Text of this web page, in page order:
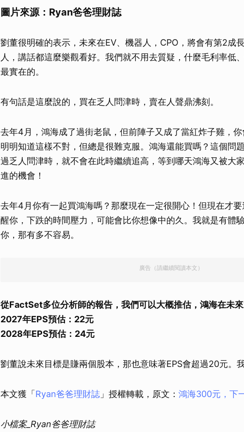
圖片來源：Ryan爸爸理財誌
劉董很明確的表示，未來在EV、機器人，CPO，將會有第2成
人，講話都這麼樂觀看好。我們就不用去質疑，什麼毛利率低
最實在的。
有句話是這麼說的，買在乏人問津時，賣在人聲鼎沸刻。
去年4月，鴻海成了過街老鼠，但前陣子又成了當紅炸子雞，
明明知道這樣不對，但總是很難克服。鴻海還能買嗎？這個問
過乏人問津時，就不會在此時繼續追高，等到哪天鴻海又被大
進的機會！
去年4月你有一起買鴻海嗎？那麼現在一定很開心！但現在才
醒你，下跌的時間壓力，可能會比你想像中的久。我就是有體
你，那有多不容易。
廣告（請繼續閱讀本文）
從FactSet多位分析師的報告，我們可以大概推估，鴻海在未來
2027年EPS預估：22元
2028年EPS預估：24元
劉董說未來目標是賺兩個股本，那也意味著EPS會超過20元。
本文獲「 Ryan爸爸理財誌 」授權轉載，原文： 鴻海300元，下
小檔案_Ryan爸爸理財誌
取消